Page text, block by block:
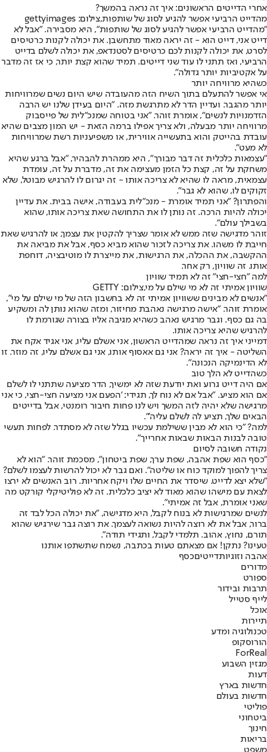
אחרי הדייטים הראשונים: איך זה נראה בהמשך?
מהדייט הרביעי אפשר להגיע לסוג של שותפות,צילום: gettyimages
"מהדייט הרביעי אפשר להגיע לסוג של שותפות", היא מסבירה. "אבל לא
דייט אני, דייט הוא - זה יראה מאוד מתחשבן. את יכולה לקנות כרטיסים
לסרט, את יכולה לקנות לכם כרטיסים לסטנדאפ, את יכולה לשלם בדייט
הרביעי, ואז תתני לו עוד שני דייטים. תמיד שהוא קצת יותר, כי אז זה מדבר
על אקטיביות יותר גדולה".
כשהיא מרוויחה יותר
אי אפשר להתעלם בתוך השיח הזה מהעובדה שיש היום נשים שמרוויחות
יותר מהגבר. ועדיין הדר לא מתרגשת מזה. "היום בעידן שלנו יש הרבה
הזדמנויות לנשים", אומרת זוהר. "אני בטוחה שמנכ"לית של פייסבוק
מרוויחה יותר מבעלה, ולא צריך אפילו ברמה הזאת - יש המון מצבים שהיא
עובדת בהייטק והוא בתעשייה אווירית, או משפיעניות רשת שמרוויחות
לא מעט".
"עצמאות כלכלית זה דבר מבורך", היא ממהרת להבהיר, "אבל ברגע שהיא
משחקת על זה, קצת כל הזמן מעצימה את זה, מדברת על זה, עומדת
עצמאית, מראה לו שהיא לא צריכה אותו - זה יגרום לו להרגיש מבוטל, שלא
זקוקים לו, שהוא לא גבר".
והפתרון? "אני תמיד אומרת - מנכ"לית בעבודה, אישה בבית. את עדיין
יכולה להיות הרכה. זה נותן לו את התחושה שאת צריכה אותו, שהוא
בשבילך עולם".
זוהר מדגישה שזה ממש לא אומר שצריך להקטין את עצמך, או להרגיש שאת
חייבת לו משהו. את צריכה לזכור שהוא מביא כסף, אבל את מביאה את
ההקשבה, את ההכלה, את הרגישות, את מייצרת לו מוטיבציה, דוחפת
אותו. זה שוויון, רק אחר.
למה "חצי-חצי" זה לא תמיד שוויון
שוויון אמיתי זה לא מי שילם על מי,צילום: GETTY
"אנשים לא מבינים ששוויון אמיתי זה לא בחשבון הזה של מי שילם על מי",
אומרת זוהר. "אישה מרגישה נאהבת מחיזור, ומזה שהוא נותן לה ומשקיע
בה גם כסף. וגבר מרגיש נאהב כשהיא מגיבה אליו בצורה שגורמת לו
להרגיש שהיא צריכה אותו.
דמייני איך זה נראה שמהדייט הראשון, אני אשלם עליו, אני אגיד אקח את
השליטה - איך זה יראה? אני גם אאסוף אותו, אני גם אשלם עליו, זה מוזר. זו
לא הדינמיקה הנכונה".
כשהדייט לא הלך טוב
אם היה דייט גרוע ואת יודעת שזה לא ימשיך, הדר מציעה שתתני לו לשלם
אם הוא מציע. "אבל אם לא נוח לך, תגידי: 'הפעם אני מציעה חצי-חצי, כי אני
מרגישה שלא יהיה לזה המשך ויש לנו פחות חיבור רומנטי, אבל בדייטים
הבאים שלך, תציע לה לשלם עליה'".
למה? "כי הוא לא מבין ששילמת עכשיו בגלל שזה לא מסתדר. לפחות תעשי
טובה לבנות הבאות שבאות אחרייך".
נקודה חשובה לסיום
"כסף הוא שפת אהבה, שפת ערך, שפת ביטחון", מסכמת זוהר. "הוא לא
צריך להפוך למוקד כוח או שליטה". ואם גבר לא יכול להרשות לעצמו לשלם?
"שלא יצא לדייט. שיסדר את החיים שלו ויקח אחריות. רוב האנשים לא ירצו
לצאת עם מישהו שהוא מאוד לא יציב כלכלית. זה לא פוליטיקלי קורקט מה
שאני אומרת, אבל זה אמיתי".
לנשים שמרגישות לא בנוח לקבל, היא מדגישה, "את יכולה הכל לבד זה
ברור, אבל את לא רוצה להיות נשואה לעצמך. את רוצה גבר שירגיש שהוא
תורם, נחוץ, אהוב. תלמדי לקבל, ותגידי תודה".
טעינו? נתקן! אם מצאתם טעות בכתבה, נשמח שתשתפו אותנו
אהבה וזוגיותדייטיםכסף
מדורים
ספורט
תרבות ובידור
לייף סטייל
אוכל
תיירות
טכנולוגיה ומדע
הורוסקופ
ForReal
מגזין השבוע
דעות
חדשות בארץ
חדשות בעולם
פוליטי
ביטחוני
חינוך
בריאות